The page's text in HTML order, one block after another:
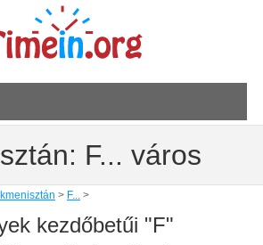
F... város
> F...>
kezdőbetűi "F"